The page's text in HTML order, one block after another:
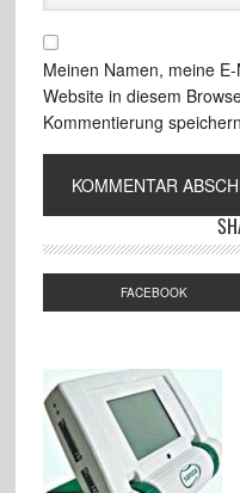
Meinen Namen, meine
Website in diesem
Kommentierung
FACEBOOK